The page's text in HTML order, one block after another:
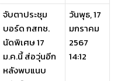
จับตาประชุม
บอร์ด กสทช.
นัดพิเศษ 17
ม.ค.นี้ ส่อวุ่นอีก
หลังพบแนบ
วันพุธ, 17
มกราคม
2567
14:12